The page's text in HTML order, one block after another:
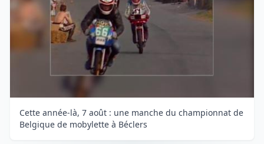
Cette année-là, 7 août : une manche du championnat de
Belgique de mobylette à Béclers